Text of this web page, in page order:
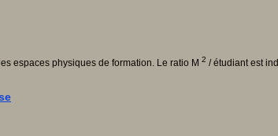
espaces physiques de formation. Le ratio M 2 / étudiant est